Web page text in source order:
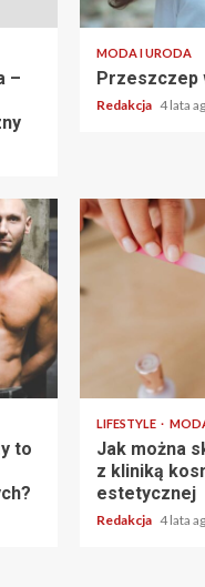
–
MODA I URODA
Przeszczep
Redakcja 4 lata
to
2 min read
LIFESTYLE
Jak można
z kliniką
estetycznej
Redakcja 4 lata